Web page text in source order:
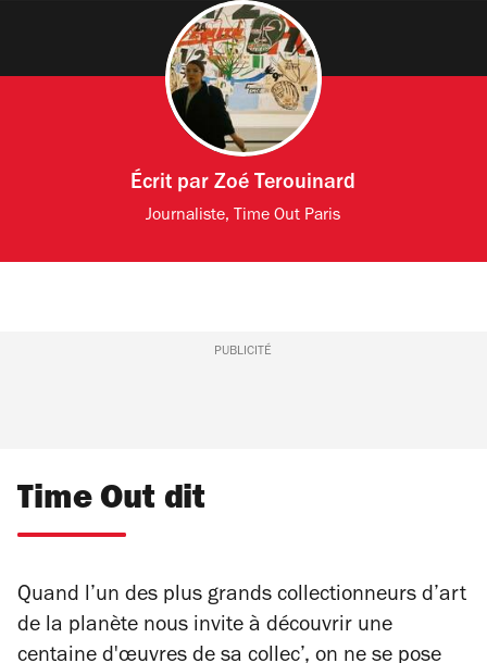
Écrit parZoé Terouinard
Journaliste, Time Out Paris
PUBLICITÉ
Time Out dit
Quand l’un des plus grands collectionneurs d’art
de la planète nous invite à découvrir une
centaine d'œuvres de sa collec’, on ne se pose